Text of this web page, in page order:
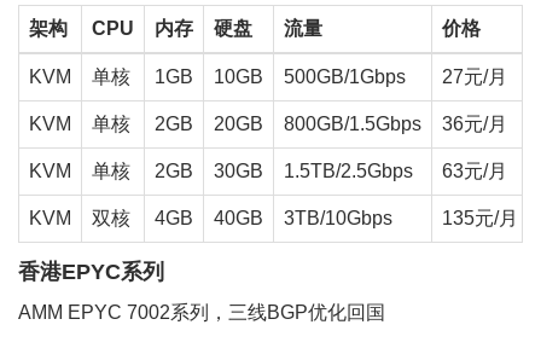
架构 CPU 内存 硬盘 流量 价格
KVM 单核 1GB 10GB 500GB/1Gbps 27元/月
KVM 单核 2GB 20GB 800GB/1.5Gbps 36元/月
KVM 单核 2GB 30GB 1.5TB/2.5Gbps 63元/月
KVM 双核 4GB 40GB 3TB/10Gbps 135元/月
香港EPYC系列
AMM EPYC 7002系列，三线BGP优化回国